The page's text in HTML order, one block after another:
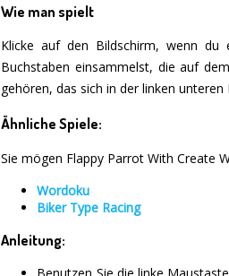
Wie man spielt
Klicke auf den Bildschirm, wenn
Buchstaben einsammelst, die auf
gehören, das sich in der linken
Ähnliche Spiele:
Sie mögen Flappy Parrot With Create
Wordoku
Biker Type Racing
Anleitung:
Benutzen Sie die linke